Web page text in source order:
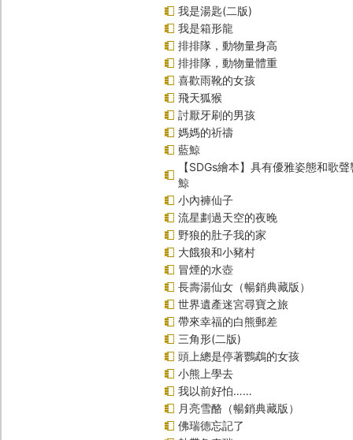
我是湯匙(二版)
我是箱形龍
排排隊，動物量身高
排排隊，動物量體重
喜歡雨靴的女孩
飛天狐猴
討厭牙刷的男孩
媽媽的祈禱
藍鯨
【SDGs繪本】具有優雅姿態和歌
鯨
小內褲仙子
流星劃過天空的夜晚
野狼的肚子我的家
大餓狼和小豬村
冒煙的水壺
長壽湯仙女（暢銷典藏版）
世界遺產迷宮尋寶之旅
帶來幸福的白熊郵差
三角形(二版)
頭上總是停著鸚鵡的女孩
小熊上學去
我以前好怕……
月亮雪酪（暢銷典藏版）
佛瑞德忘記了